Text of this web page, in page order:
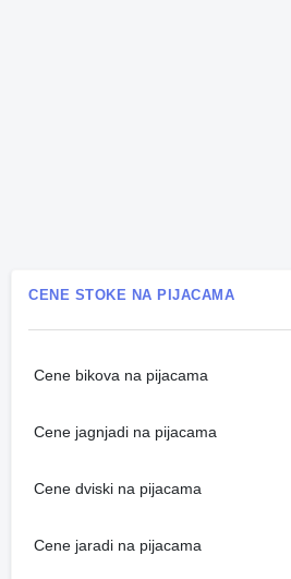
CENE STOKE NA PIJACAMA
Cene bikova na pijacama
Cene jagnjadi na pijacama
Cene dviski na pijacama
Cene jaradi na pijacama